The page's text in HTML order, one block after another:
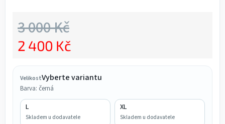
VelikostVyberte variantu
Barva: černá
L
Skladem u dodavatele
XL
Skladem u dodavatele
3 000 Kč
2 400 Kč